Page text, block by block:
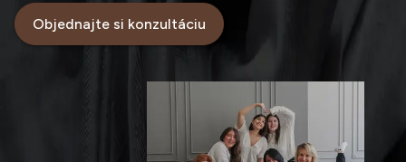
Objednajte si konzultáciu